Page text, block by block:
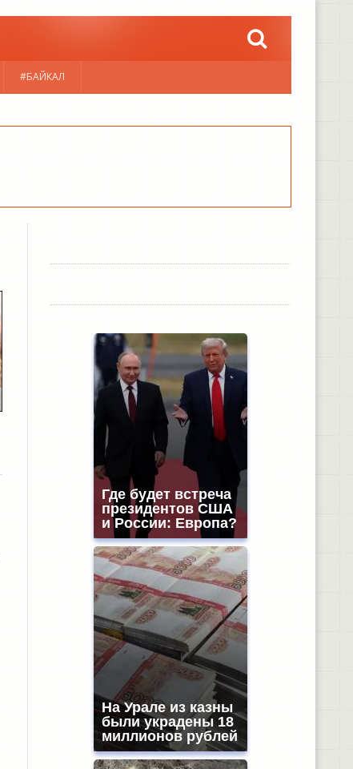
#БАЙКАЛ
Где будет встреча
президентов США
и России: Европа?
На Урале из казны
были украдены 18
миллионов рублей